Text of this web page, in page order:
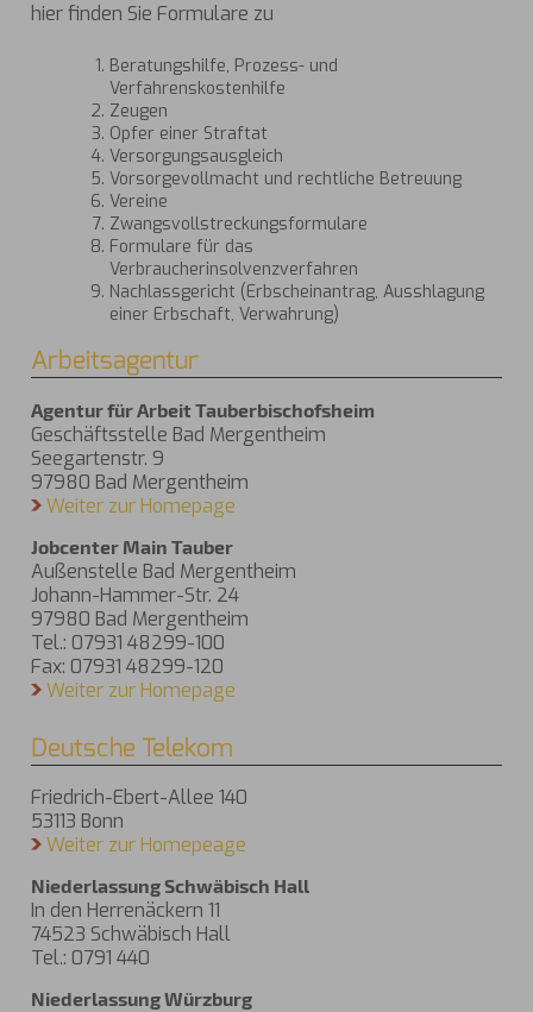
hier finden Sie Formulare zu
Beratungshilfe, Prozess- und
Verfahrenskostenhilfe
Zeugen
Opfer einer Straftat
Versorgungsausgleich
Vorsorgevollmacht und rechtliche Betreuung
Vereine
Zwangsvollstreckungsformulare
Formulare für das
Verbraucherinsolvenzverfahren
Nachlassgericht (Erbscheinantrag, Ausshlagung
einer Erbschaft, Verwahrung)
Arbeitsagentur
Agentur für Arbeit Tauberbischofsheim
Geschäftsstelle Bad Mergentheim
Seegartenstr. 9
97980 Bad Mergentheim
Weiter zur Homepage
Jobcenter Main Tauber
Außenstelle Bad Mergentheim
Johann-Hammer-Str. 24
97980 Bad Mergentheim
Tel.: 07931 48299-100
Fax: 07931 48299-120
Weiter zur Homepage
Deutsche Telekom
Friedrich-Ebert-Allee 140
53113 Bonn
Weiter zur Homepeage
Niederlassung Schwäbisch Hall
In den Herrenäckern 11
74523 Schwäbisch Hall
Tel.: 0791 440
Niederlassung Würzburg